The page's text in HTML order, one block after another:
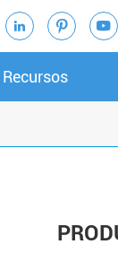
  
Recursos